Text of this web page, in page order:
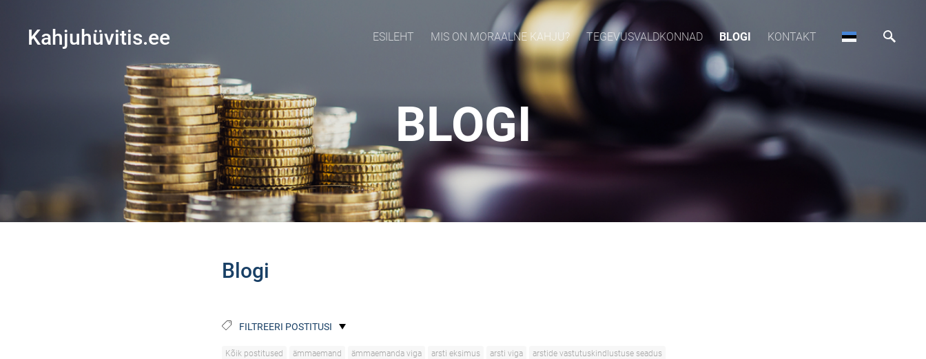
Kahjuhüvitis.ee ESILEHT MIS ON MORAALNE KAHJU? TEGEVUSVALDKONNAD BLOGI KONTAKT
BLOGI
Blogi
FILTREERI POSTITUSI
Kõik postitused ämmaemand ämmaemanda viga arsti eksimus arsti viga
arstide vastutuskindlustuse seadus